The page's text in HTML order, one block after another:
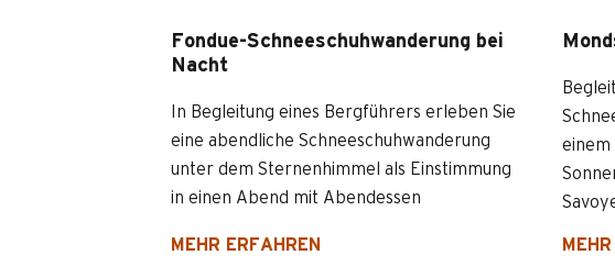
Fondue-Schneeschuhwanderung bei
Nacht
In Begleitung eines Bergführers erleben Sie
eine abendliche Schneeschuhwanderung
unter dem Sternenhimmel als Einstimmung
in einen Abend mit Abendessen
MEHR ERFAHREN
einem